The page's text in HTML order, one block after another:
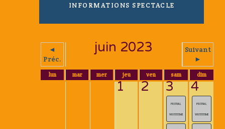
INFORMATIONS SPECTACLE
◄
Préc.
juin 2023
Suivant
►
lun mar mer jeu ven sam dim
1 2 3
FESTIVAL
WISTITITIME
4
FESTIVAL
WISTITITIME